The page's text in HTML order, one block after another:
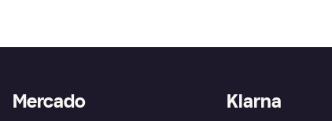
Klarna
Mercado